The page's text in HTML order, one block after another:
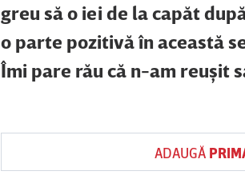
greu să o iei de la capăt
o parte pozitivă în această
Îmi pare rău că n-am reuşit
ADAUGĂ